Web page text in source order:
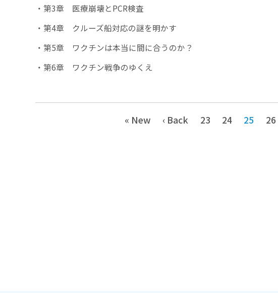
・第3章 医療崩壊とPCR検査
・第4章 クルーズ船対応の謎を明かす
・第5章 ワクチンは本当に間に合うのか？
・第6章 ワクチン戦争のゆくえ
« New ‹ Back 23 24 25 26